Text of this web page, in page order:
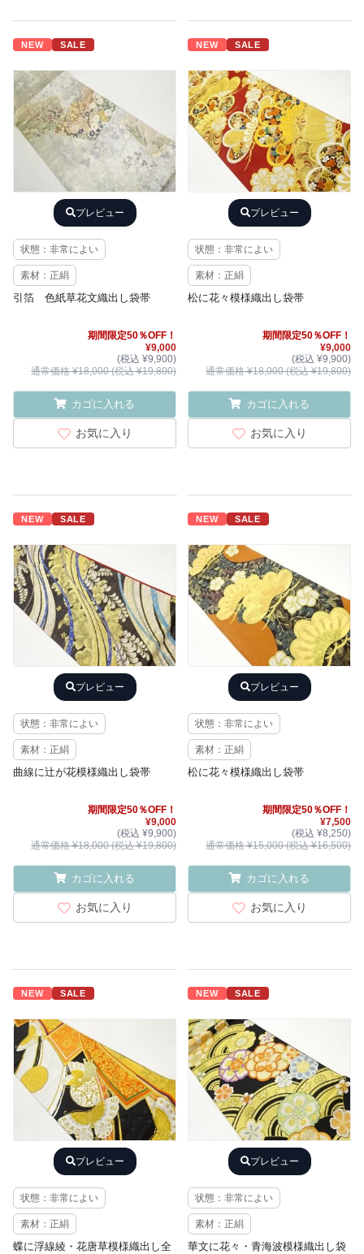
NEW SALE
プレビュー
状態：非常によい
素材：正絹
引箔 色紙草花文織出し袋帯
期間限定50％OFF！
¥9,000
(税込 ¥9,900)
通常価格 ¥18,000 (税込 ¥19,800)
カゴに入れる
お気に入り
NEW SALE
プレビュー
状態：非常によい
素材：正絹
松に花々模様織出し袋帯
期間限定50％OFF！
¥9,000
(税込 ¥9,900)
通常価格 ¥18,000 (税込 ¥19,800)
カゴに入れる
お気に入り
NEW SALE
プレビュー
状態：非常によい
素材：正絹
曲線に辻が花模様織出し袋帯
期間限定50％OFF！
¥9,000
(税込 ¥9,900)
通常価格 ¥18,000 (税込 ¥19,800)
カゴに入れる
お気に入り
NEW SALE
プレビュー
状態：非常によい
素材：正絹
松に花々模様織出し袋帯
期間限定50％OFF！
¥7,500
(税込 ¥8,250)
通常価格 ¥15,000 (税込 ¥16,500)
カゴに入れる
お気に入り
NEW SALE
プレビュー
状態：非常によい
素材：正絹
蝶に浮線綾・花唐草模様織出し全
NEW SALE
プレビュー
状態：非常によい
素材：正絹
華文に花々・青海波模様織出し袋